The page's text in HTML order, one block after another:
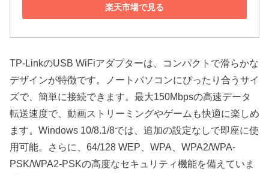
楽天市場で見る
TP-LinkのUSB WiFiアダプターは、コンパクトで滑らかな
デザインが特徴です。ノートパソコンにぴったり合うサイ
ズで、簡単に接続できます。最大150Mbpsの高速データ
転送速度で、動画ストリーミングやゲームも快適に楽しめ
ます。Windows 10/8.1/8では、追加の設定なしで即座に使
用可能。さらに、64/128 WEP、WPA、WPA2/WPA-
PSK/WPA2-PSKの高度なセキュリティ機能を備えていま